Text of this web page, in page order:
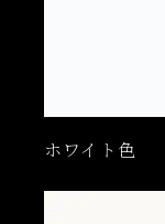
ホワイト色